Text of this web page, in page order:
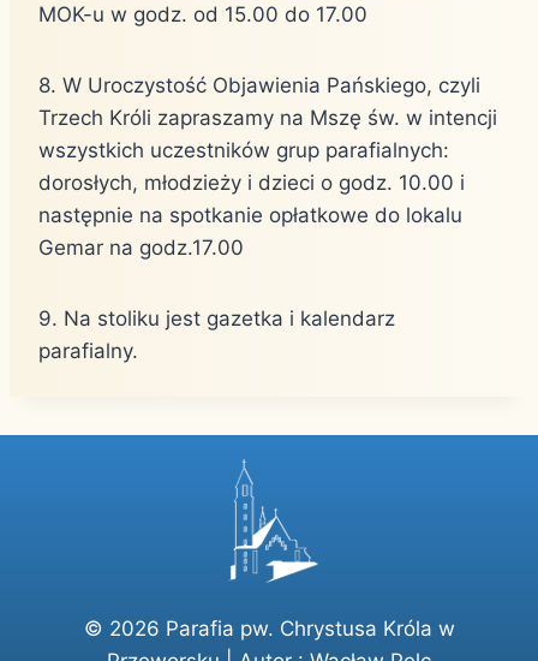
MOK-u w godz. od 15.00 do 17.00
8. W Uroczystość Objawienia Pańskiego, czyli
Trzech Króli zapraszamy na Mszę św. w intencji
wszystkich uczestników grup parafialnych:
dorosłych, młodzieży i dzieci o godz. 10.00 i
następnie na spotkanie opłatkowe do lokalu
Gemar na godz.17.00
9. Na stoliku jest gazetka i kalendarz
parafialny.
© 2026 Parafia pw. Chrystusa Króla w